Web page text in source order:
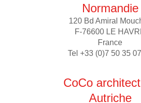
Normandie
120 Bd Amiral
F-76600 LE
France
Tel +33 (0)7 50 35
CoCo
Autriche